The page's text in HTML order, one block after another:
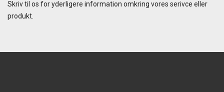
Skriv til os for yderligere information omkring vores serivce eller
produkt.